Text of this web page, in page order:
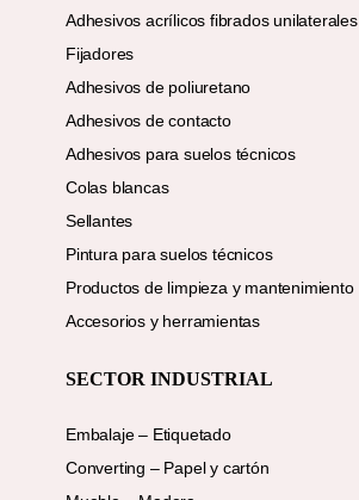
Adhesivos acrílicos fibrados unilaterales
Fijadores
Adhesivos de poliuretano
Adhesivos de contacto
Adhesivos para suelos técnicos
Colas blancas
Sellantes
Pintura para suelos técnicos
Productos de limpieza y mantenimiento
Accesorios y herramientas
SECTOR INDUSTRIAL
Embalaje – Etiquetado
Converting – Papel y cartón